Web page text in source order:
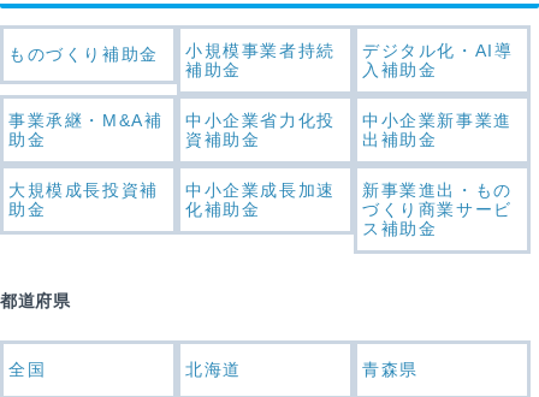
ものづくり補助金
小規模事業者持続
補助金
デジタル化・AI導
入補助金
事業承継・M&A補
助金
中小企業省力化投
資補助金
中小企業新事業進
出補助金
大規模成長投資補
助金
中小企業成長加速
化補助金
新事業進出・もの
づくり商業サービ
ス補助金
都道府県
全国 北海道 青森県